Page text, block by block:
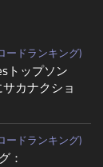
ードランキング)
トップソン
カナクショ
ードランキング)
：